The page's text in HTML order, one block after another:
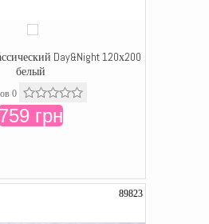
Day&Night 120х200
белый
0
759 грн
89823